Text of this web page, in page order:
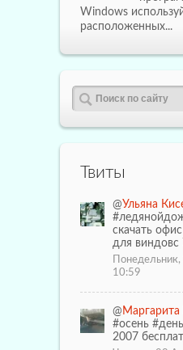
Windows
расположенных...
Твиты
@Ульяна
скачать
для виндовс
10:59
@ Маргарита
#осень
2007